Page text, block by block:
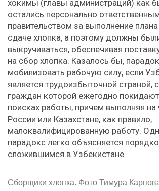
хокимы (главы администраций) как
остались персонально
правительством за выполнение
сдаче хлопка, а поэтому должны
выкручиваться, обеспечивая
на сбор хлопка. Казалось бы,
мобилизовать рабочую силу, если
является трудоизбыточной страной,
граждан которой ежегодно
поисках работы, причем выполняя на
России или Казахстане, как правило,
малоквалифицированную работу.
парадокс легко объясняется
сложившимся в Узбекистане.
Сборщики хлопка. Фото Тимура